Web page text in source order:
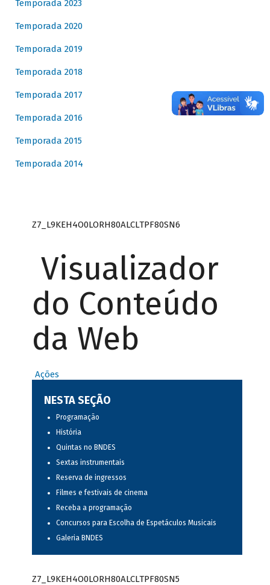
Temporada 2023
Temporada 2020
Temporada 2019
Temporada 2018
Temporada 2017
Temporada 2016
Temporada 2015
Temporada 2014
Z7_L9KEH4O0LORH80ALCLTPF80SN6
Visualizador
do Conteúdo
da Web
Ações
NESTA SEÇÃO
Programação
História
Quintas no BNDES
Sextas instrumentais
Reserva de ingressos
Filmes e festivais de cinema
Receba a programação
Concursos para Escolha de Espetáculos Musicais
Galeria BNDES
Z7_L9KEH4O0LORH80ALCLTPF80SN5